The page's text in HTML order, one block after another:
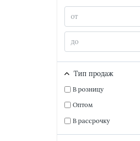
Тип продаж
В розницу
Оптом
В рассрочку